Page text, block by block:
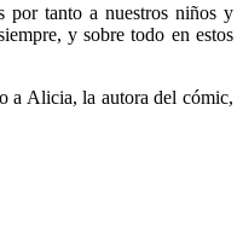
por tanto a nuestros niños y
y sobre todo en estos
a Alicia, la autora del cómic,